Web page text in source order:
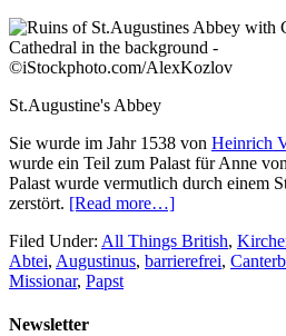
St.Augustine's Abbey
Sie wurde im Jahr 1538 von Heinrich
wurde ein Teil zum Palast für Anne
Palast wurde vermutlich durch einem
zerstört. [Read more…]
Filed Under: All Things British,
Abtei, Augustinus, barrierefrei,
Missionar, Papst
Newsletter